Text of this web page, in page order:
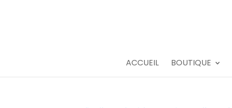
ACCUEIL BOUTIQUE